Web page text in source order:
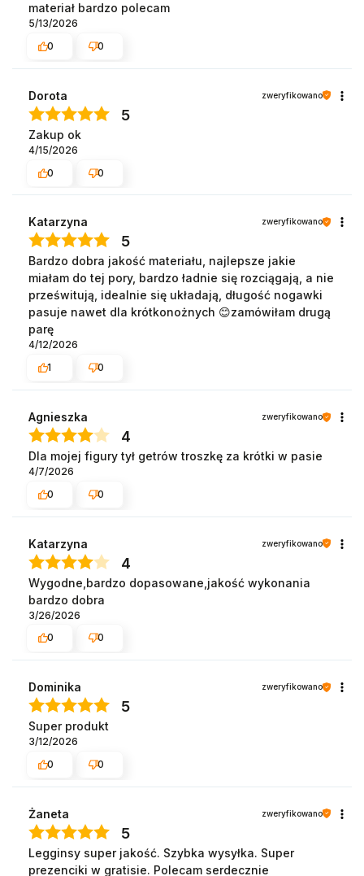
materiał bardzo polecam
5/13/2026
0
0
Dorota zweryfikowano
5
Zakup ok
4/15/2026
0
0
Katarzyna zweryfikowano
5
Bardzo dobra jakość materiału, najlepsze jakie
miałam do tej pory, bardzo ładnie się rozciągają, a nie
prześwitują, idealnie się układają, długość nogawki
pasuje nawet dla krótkonożnych 😊zamówiłam drugą
parę
4/12/2026
1
0
Agnieszka zweryfikowano
4
Dla mojej figury tył getrów troszkę za krótki w pasie
4/7/2026
0
0
Katarzyna zweryfikowano
4
Wygodne,bardzo dopasowane,jakość wykonania
bardzo dobra
3/26/2026
0
0
Dominika zweryfikowano
5
Super produkt
3/12/2026
0
0
Żaneta zweryfikowano
5
Legginsy super jakość. Szybka wysyłka. Super
prezenciki w gratisie. Polecam serdecznie